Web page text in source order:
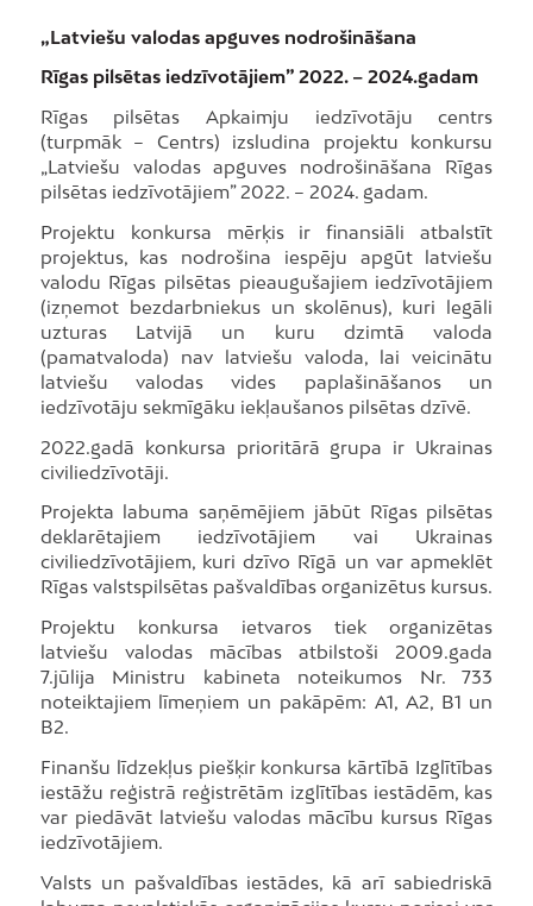
„Latviešu valodas apguves nodrošināšana
Rīgas pilsētas iedzīvotājiem” 2022. – 2024.gadam
Rīgas pilsētas Apkaimju iedzīvotāju centrs
(turpmāk – Centrs) izsludina projektu konkursu
„Latviešu valodas apguves nodrošināšana Rīgas
pilsētas iedzīvotājiem” 2022. – 2024. gadam.
Projektu konkursa mērķis ir finansiāli atbalstīt
projektus, kas nodrošina iespēju apgūt latviešu
valodu Rīgas pilsētas pieaugušajiem iedzīvotājiem
(izņemot bezdarbniekus un skolēnus), kuri legāli
uzturas Latvijā un kuru dzimtā valoda
(pamatvaloda) nav latviešu valoda, lai veicinātu
latviešu valodas vides paplašināšanos un
iedzīvotāju sekmīgāku iekļaušanos pilsētas dzīvē.
2022.gadā konkursa prioritārā grupa ir Ukrainas
civiliedzīvotāji.
Projekta labuma saņēmējiem jābūt Rīgas pilsētas
deklarētajiem iedzīvotājiem vai Ukrainas
civiliedzīvotājiem, kuri dzīvo Rīgā un var apmeklēt
Rīgas valstspilsētas pašvaldības organizētus kursus.
Projektu konkursa ietvaros tiek organizētas
latviešu valodas mācības atbilstoši 2009.gada
7.jūlija Ministru kabineta noteikumos Nr. 733
noteiktajiem līmeņiem un pakāpēm: A1, A2, B1 un
B2.
Finanšu līdzekļus piešķir konkursa kārtībā Izglītības
iestāžu reģistrā reģistrētām izglītības iestādēm, kas
var piedāvāt latviešu valodas mācību kursus Rīgas
iedzīvotājiem.
Valsts un pašvaldības iestādes, kā arī sabiedriskā